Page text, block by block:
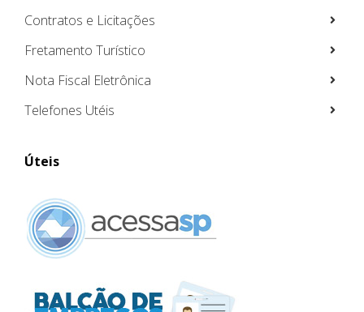
Contratos e Licitações
Fretamento Turístico
Nota Fiscal Eletrônica
Telefones Utéis
Úteis